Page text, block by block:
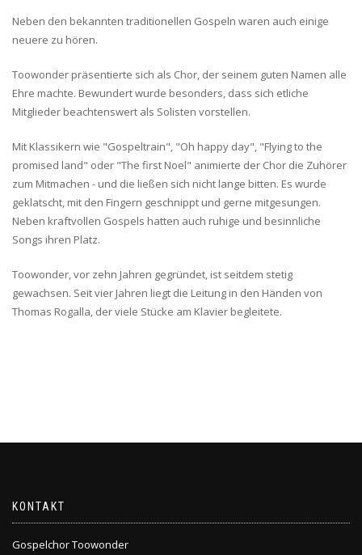
Neben den bekannten traditionellen Gospeln waren auch einige
neuere zu hören.
Toowonder präsentierte sich als Chor, der seinem guten Namen alle
Ehre machte. Bewundert wurde besonders, dass sich etliche
Mitglieder beachtenswert als Solisten vorstellen.
Mit Klassikern wie "Gospeltrain", "Oh happy day", "Flying to the
promised land" oder "The first Noel" animierte der Chor die Zuhörer
zum Mitmachen - und die ließen sich nicht lange bitten. Es wurde
geklatscht, mit den Fingern geschnippt und gerne mitgesungen.
Neben kraftvollen Gospels hatten auch ruhige und besinnliche
Songs ihren Platz.
Toowonder, vor zehn Jahren gegründet, ist seitdem stetig
gewachsen. Seit vier Jahren liegt die Leitung in den Händen von
Thomas Rogalla, der viele Stücke am Klavier begleitete.
KONTAKT
Gospelchor Toowonder